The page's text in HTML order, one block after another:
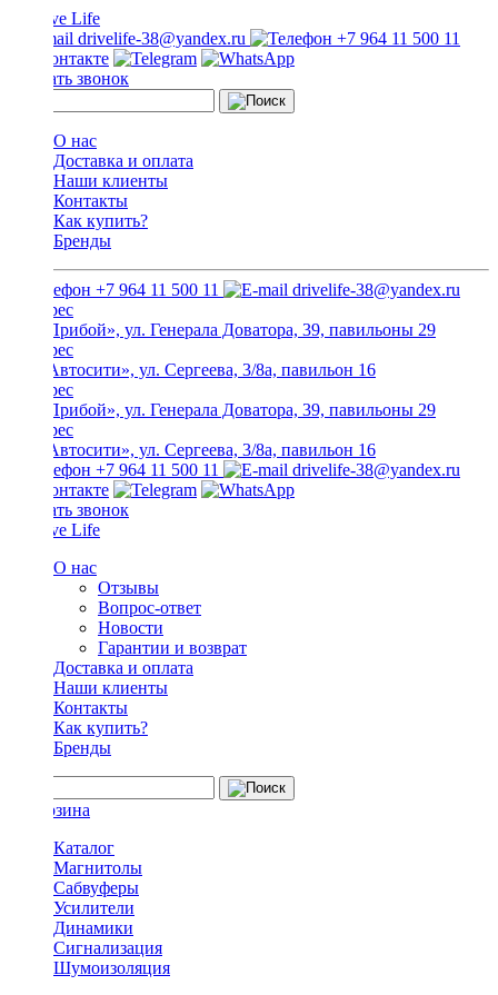
drivelife-38@yandex.ru +7 964 11 500 11
Заказать звонок
О нас
Доставка и оплата
Наши клиенты
Контакты
Как купить?
Бренды
+7 964 11 500 11 drivelife-38@yandex.ru
ТЦ «Прибой», ул. Генерала Доватора, 39, павильоны 29
ТЦ «Автосити», ул. Сергеева, 3/8а, павильон 16
ТЦ «Прибой», ул. Генерала Доватора, 39, павильоны 29
ТЦ «Автосити», ул. Сергеева, 3/8а, павильон 16
+7 964 11 500 11
drivelife-38@yandex.ru
Заказать звонок
О нас
Отзывы
Вопрос-ответ
Новости
Гарантии и возврат
Доставка и оплата
Наши клиенты
Контакты
Как купить?
Бренды
Каталог
Магнитолы
Сабвуферы
Усилители
Динамики
Сигнализация
Шумоизоляция